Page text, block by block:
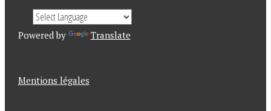
Powered by Translate
Mentions légales